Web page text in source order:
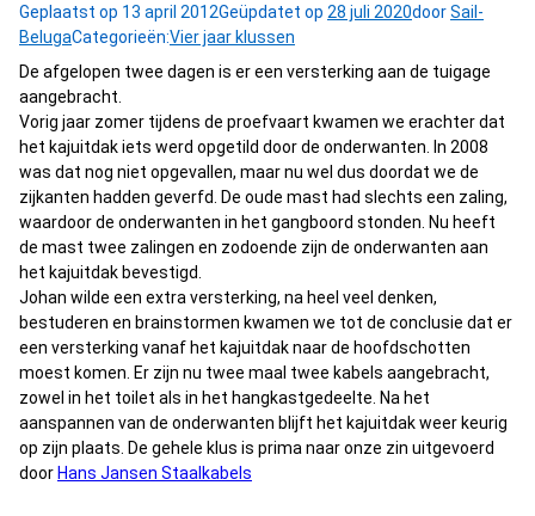
Geplaatst op 13 april 2012Geüpdatet op 28 juli 2020doorSail-
BelugaCategorieën:Vier jaar klussen
De afgelopen twee dagen is er een versterking aan de tuigage
aangebracht.
Vorig jaar zomer tijdens de proefvaart kwamen we erachter dat
het kajuitdak iets werd opgetild door de onderwanten. In 2008
was dat nog niet opgevallen, maar nu wel dus doordat we de
zijkanten hadden geverfd. De oude mast had slechts een zaling,
waardoor de onderwanten in het gangboord stonden. Nu heeft
de mast twee zalingen en zodoende zijn de onderwanten aan
het kajuitdak bevestigd.
Johan wilde een extra versterking, na heel veel denken,
bestuderen en brainstormen kwamen we tot de conclusie dat er
een versterking vanaf het kajuitdak naar de hoofdschotten
moest komen. Er zijn nu twee maal twee kabels aangebracht,
zowel in het toilet als in het hangkastgedeelte. Na het
aanspannen van de onderwanten blijft het kajuitdak weer keurig
op zijn plaats. De gehele klus is prima naar onze zin uitgevoerd
door Hans Jansen Staalkabels